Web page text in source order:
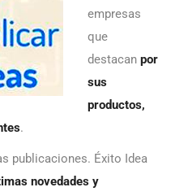
empresas
que
destacan por
sus
productos,
.
publicaciones. Éxito Idea
novedades y